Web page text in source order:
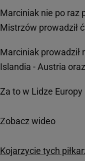
Marciniak nie po raz
Mistrzów prowadził
Marciniak prowadził
Islandia - Austria
Za to w Lidze Europy
Zobacz wideo
Kojarzycie tych